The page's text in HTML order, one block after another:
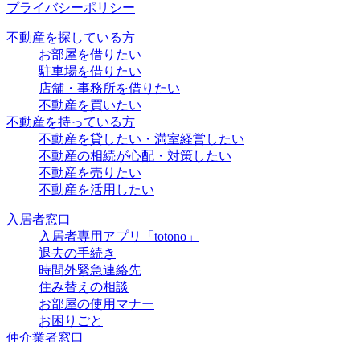
プライバシーポリシー
不動産を探している方
お部屋を借りたい
駐車場を借りたい
店舗・事務所を借りたい
不動産を買いたい
不動産を持っている方
不動産を貸したい・満室経営したい
不動産の相続が心配・対策したい
不動産を売りたい
不動産を活用したい
入居者窓口
入居者専用アプリ「totono」
退去の手続き
時間外緊急連絡先
住み替えの相談
お部屋の使用マナー
お困りごと
仲介業者窓口